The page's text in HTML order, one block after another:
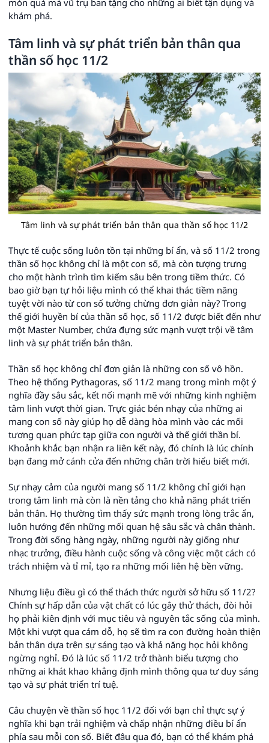
món quà mà vũ trụ ban tặng cho những ai biết tận dụng và
khám phá.
Tâm linh và sự phát triển bản thân qua
thần số học 11/2
Tâm linh và sự phát triển bản thân qua thần số học 11/2
Thực tế cuộc sống luôn tồn tại những bí ẩn, và số 11/2 trong
thần số học không chỉ là một con số, mà còn tượng trưng
cho một hành trình tìm kiếm sâu bên trong tiềm thức. Có
bao giờ bạn tự hỏi liệu mình có thể khai thác tiềm năng
tuyệt vời nào từ con số tưởng chừng đơn giản này? Trong
thế giới huyền bí của thần số học, số 11/2 được biết đến như
một Master Number, chứa đựng sức mạnh vượt trội về tâm
linh và sự phát triển bản thân.
Thần số học không chỉ đơn giản là những con số vô hồn.
Theo hệ thống Pythagoras, số 11/2 mang trong mình một ý
nghĩa đầy sâu sắc, kết nối mạnh mẽ với những kinh nghiệm
tâm linh vượt thời gian. Trực giác bén nhạy của những ai
mang con số này giúp họ dễ dàng hòa mình vào các mối
tương quan phức tạp giữa con người và thế giới thần bí.
Khoảnh khắc bạn nhận ra liên kết này, đó chính là lúc chính
bạn đang mở cánh cửa đến những chân trời hiểu biết mới.
Sự nhạy cảm của người mang số 11/2 không chỉ giới hạn
trong tâm linh mà còn là nền tảng cho khả năng phát triển
bản thân. Họ thường tìm thấy sức mạnh trong lòng trắc ẩn,
luôn hướng đến những mối quan hệ sâu sắc và chân thành.
Trong đời sống hàng ngày, những người này giống như
nhạc trưởng, điều hành cuộc sống và công việc một cách có
trách nhiệm và tỉ mỉ, tạo ra những mối liên hệ bền vững.
Nhưng liệu điều gì có thể thách thức người sở hữu số 11/2?
Chính sự hấp dẫn của vật chất có lúc gây thử thách, đòi hỏi
họ phải kiên định với mục tiêu và nguyên tắc sống của mình.
Một khi vượt qua cám dỗ, họ sẽ tìm ra con đường hoàn thiện
bản thân dựa trên sự sáng tạo và khả năng học hỏi không
ngừng nghỉ. Đó là lúc số 11/2 trở thành biểu tượng cho
những ai khát khao khẳng định mình thông qua tư duy sáng
tạo và sự phát triển trí tuệ.
Câu chuyện về thần số học 11/2 đối với bạn chỉ thực sự ý
nghĩa khi bạn trải nghiệm và chấp nhận những điều bí ẩn
phía sau mỗi con số. Biết đâu qua đó, bạn có thể khám phá